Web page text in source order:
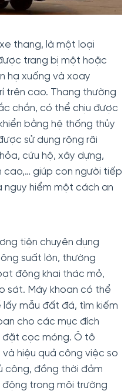
thang, là một loại
trang bị một hoặc
hạ xuống và xoay
trên cao. Thang thường
chắn, có thể chịu được
bằng hệ thống thủy
sử dụng rộng rãi
cứu hộ, xây dựng,
giúp con người tiếp
nguy hiểm một cách an
tiện chuyên dụng
suất lớn, thường
động khai thác mỏ,
sát. Máy khoan có thể
mẫu đất đá, tìm kiếm
cho các mục đích
đặt cọc móng. Ô tô
hiệu quả công việc so
công, đồng thời đảm
trong môi trường